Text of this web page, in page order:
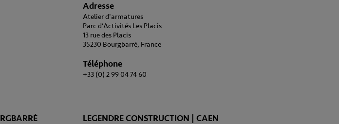
Adresse
Atelier d'armatures
Parc d’Activités Les Placis
13 rue des Placis
35230 Bourgbarré, France
Téléphone
+33 (0) 2 99 04 74 60
LEGENDRE CONSTRUCTION | CAEN